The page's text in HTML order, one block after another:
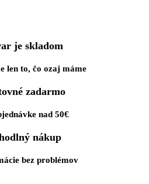
je skladom
len to, čo ozaj máme
zadarmo
nad 50€
nákup
bez problémov